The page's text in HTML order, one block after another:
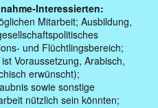
Interessierten:
Mitarbeit; Ausbildung,
und Flüchtlingsbereich;
Voraussetzung, Arabisch,
erwünscht);
sowie sonstige
nützlich sein könnten;